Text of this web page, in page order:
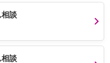
相談
相談